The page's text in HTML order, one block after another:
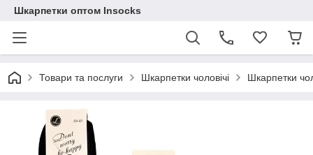
Шкарпетки оптом Insocks
Товари та послуги Шкарпетки чоловічі Шкарпетки